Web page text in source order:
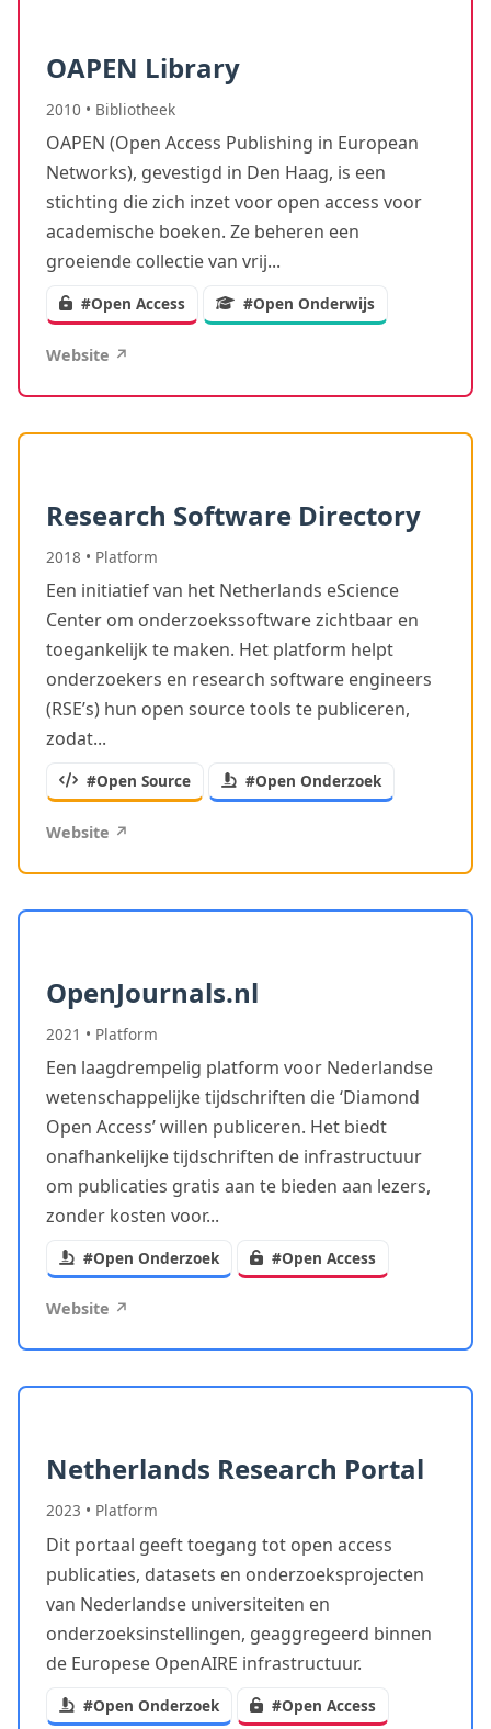
OAPEN Library
2010 • Bibliotheek
OAPEN (Open Access Publishing in European
Networks), gevestigd in Den Haag, is een
stichting die zich inzet voor open access voor
academische boeken. Ze beheren een
groeiende collectie van vrij...
#Open Access #Open Onderwijs
Website ↗
Research Software Directory
2018 • Platform
Een initiatief van het Netherlands eScience
Center om onderzoekssoftware zichtbaar en
toegankelijk te maken. Het platform helpt
onderzoekers en research software engineers
(RSE’s) hun open source tools te publiceren,
zodat...
#Open Source #Open Onderzoek
Website ↗
OpenJournals.nl
2021 • Platform
Een laagdrempelig platform voor Nederlandse
wetenschappelijke tijdschriften die ‘Diamond
Open Access’ willen publiceren. Het biedt
onafhankelijke tijdschriften de infrastructuur
om publicaties gratis aan te bieden aan lezers,
zonder kosten voor...
#Open Onderzoek #Open Access
Website ↗
Netherlands Research Portal
2023 • Platform
Dit portaal geeft toegang tot open access
publicaties, datasets en onderzoeksprojecten
van Nederlandse universiteiten en
onderzoeksinstellingen, geaggregeerd binnen
de Europese OpenAIRE infrastructuur.
#Open Onderzoek #Open Access